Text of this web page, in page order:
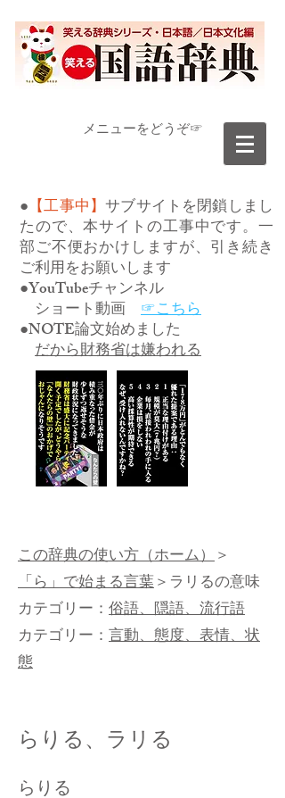
​メニューをどうぞ☞
● 【工事中】サブサイトを閉鎖しまし
たので、本サイトの工事中です。一
部ご不便おかけしますが、引き続き
ご利用をお願いします
●YouTubeチャンネル
ショート動画 ☞こちら
●NOTE論文始めました
だから財務省は嫌われる
この辞典の使い方（ホーム）＞
「ら」で始まる言葉＞ラリるの意味
カテゴリー： 俗語、隠語、流行語
カテゴリー： 言動、態度、表情、状
態
らりる、ラリる
らりる